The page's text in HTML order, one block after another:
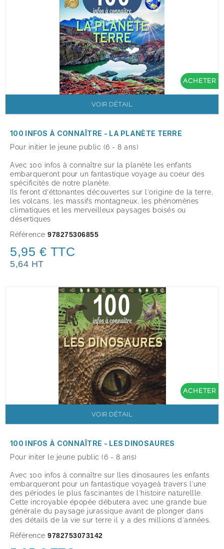
ACHETER
VOIR DÉTAIL
100 INFOS À CONNAÎTRE - LA PLANÈTE TERRE
Pour initier le jeune public (6 - 8 ans)
Avec 100 infos à connaître sur la planète les enfants
embarqueront pour un fantastique voyage au coeur des
spécificités de notre planète.
Ils feront d'éttonantes découvertes sur l'origine de la terre,
les volcans, les massifs montagneux, les phénomènes
climatiques et les merveilleux paysages boisés ou
désertiques
Référence 978275306855
5,95 € TTC
5,64 HT
ACHETER
VOIR DÉTAIL
100 INFOS À CONNAÎTRE - LES DINOSAURES
Pour initer le jeune public (6 - 8 ans)
Avec 100 infos à connaître sur lles dinosaures les enfants
embarqueront pour un fantastique voyageà travers l'une
des périodes le plus fascinantes de l'histoire naturellle.
Cette incroyable épopée débutera avec une grande bue
générale du paysage jurassique avant de plonger dans
des détails de la vie sur terre il y a des millions d'années.
Référence 9782753073142